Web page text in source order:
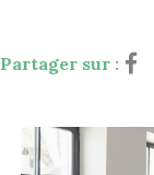
Partager sur :